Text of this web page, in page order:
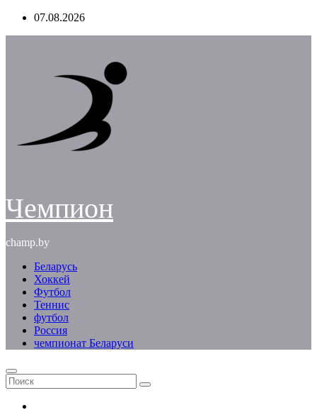
Перейти07.08.2026
Чемпион
champ.by
Беларусь
Хоккей
Футбол
Теннис
футбол
Россия
чемпионат Беларуси